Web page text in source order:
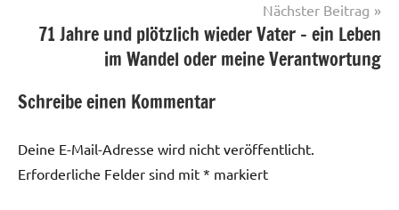
Nächster Beitrag
71 Jahre und plötzlich wieder Vater – ein Leben
im Wandel oder meine Verantwortung
Schreibe einen Kommentar
Deine E-Mail-Adresse wird nicht veröffentlicht.
Erforderliche Felder sind mit * markiert